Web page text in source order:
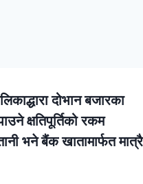
दोभान बजारका
क्षतिपूर्तिको रकम
भने बैंक खातामार्फत मात्रै